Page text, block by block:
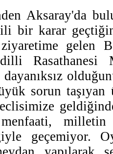
Aksaray'da
bir karar
gelen
Rasathanesi
sorun taşıyan
milletin
geçemiyor.